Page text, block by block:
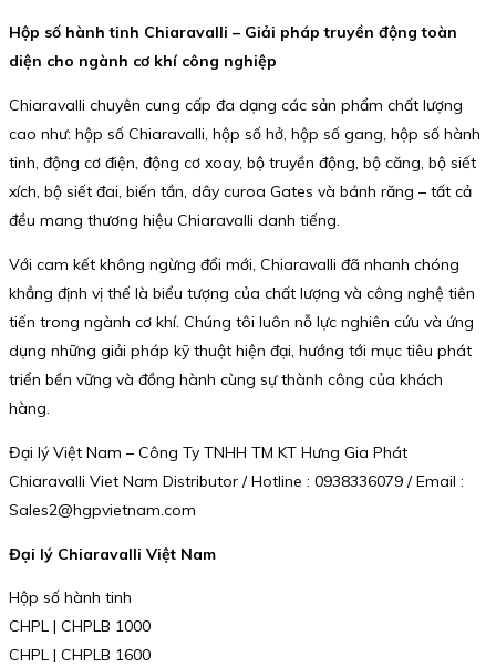
Hộp số hành tinh Chiaravalli – Giải pháp truyền động toàn
diện cho ngành cơ khí công nghiệp
Chiaravalli chuyên cung cấp đa dạng các sản phẩm chất lượng
cao như: hộp số Chiaravalli, hộp số hở, hộp số gang, hộp số hành
tinh, động cơ điện, động cơ xoay, bộ truyền động, bộ căng, bộ siết
xích, bộ siết đai, biến tần, dây curoa Gates và bánh răng – tất cả
đều mang thương hiệu Chiaravalli danh tiếng.
Với cam kết không ngừng đổi mới, Chiaravalli đã nhanh chóng
khẳng định vị thế là biểu tượng của chất lượng và công nghệ tiên
tiến trong ngành cơ khí. Chúng tôi luôn nỗ lực nghiên cứu và ứng
dụng những giải pháp kỹ thuật hiện đại, hướng tới mục tiêu phát
triển bền vững và đồng hành cùng sự thành công của khách
hàng.
Đại lý Việt Nam – Công Ty TNHH TM KT Hưng Gia Phát
Chiaravalli Viet Nam Distributor / Hotline : 0938336079 / Email :
Sales2@hgpvietnam.com
Đại lý Chiaravalli Việt Nam
Hộp số hành tinh
CHPL | CHPLB 1000
CHPL | CHPLB 1600